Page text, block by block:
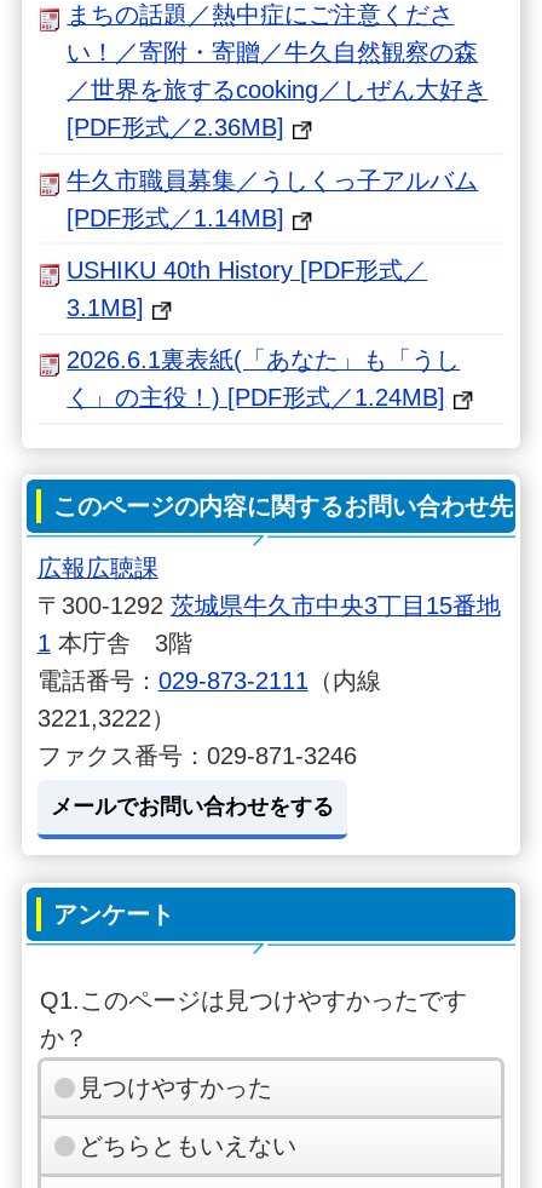
まちの話題／熱中症にご注意くださ
い！／寄附・寄贈／牛久自然観察の森
／世界を旅するcooking／しぜん大好き
[PDF形式／2.36MB]
牛久市職員募集／うしくっ子アルバム
[PDF形式／1.14MB]
USHIKU 40th History [PDF形式／
3.1MB]
2026.6.1裏表紙(「あなた」も「うし
く」の主役！) [PDF形式／1.24MB]
このページの内容に関するお問い合わせ先
広報広聴課
〒300-1292 茨城県牛久市中央3丁目15番地
1 本庁舎 3階
電話番号： 029-873-2111 （内線
3221,3222）
ファクス番号：029-871-3246
メールでお問い合わせをする
アンケート
Q1.このページは見つけやすかったです
か？
見つけやすかった
どちらともいえない